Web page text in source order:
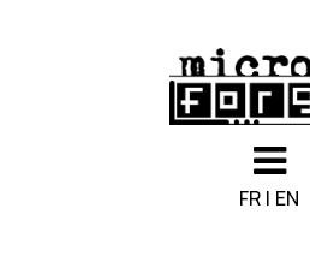
FR | EN